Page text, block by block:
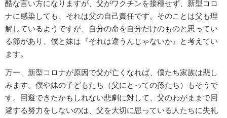
酷な言い方になりますが、父がワクチンを接種せず、新型コロ
ナに感染しても、それは父の自己責任です。そのことは父も理
解しているようですが、自分の命を自分だけのものと思ってい
る節があり、僕と妹は『それは違うんじゃないか』と考えてい
ます。
万一、新型コロナが原因で父が亡くなれば、僕たち家族は悲し
みます。僕や妹の子どもたち（父にとっての孫たち）もそうで
す。回避できたかもしれない悲劇に対して、父のわがままで回
避する努力をしないのは、父を大切に思っている人たちに失礼